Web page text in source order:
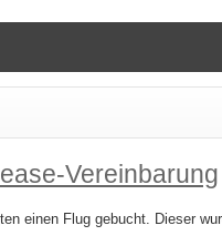
​Vereinbarung
einen Flug gebucht. Dieser